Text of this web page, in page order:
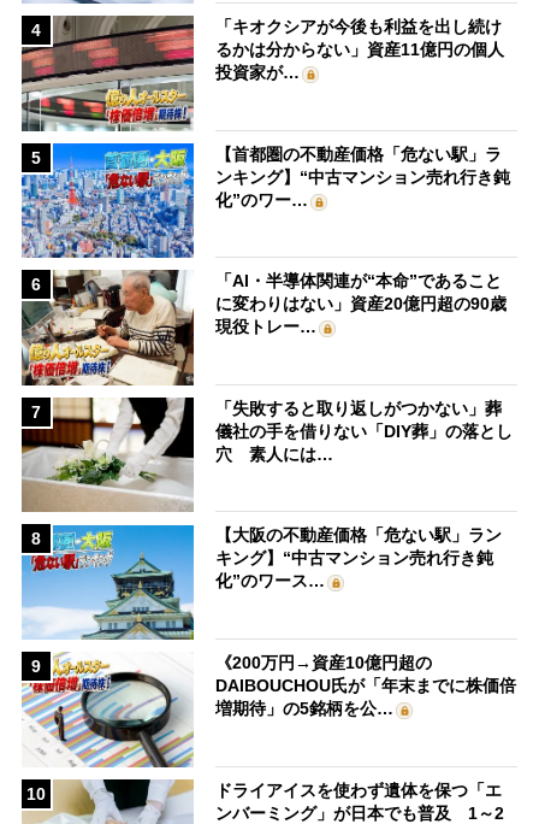
4
「キオクシアが今後も利益を出し続け
るかは分からない」資産11億円の個人
投資家が…
5
【首都圏の不動産価格「危ない駅」ラ
ンキング】“中古マンション売れ行き鈍
化”のワー…
6
「AI・半導体関連が“本命”であること
に変わりはない」資産20億円超の90歳
現役トレー…
7
「失敗すると取り返しがつかない」葬
儀社の手を借りない「DIY葬」の落とし
穴 素人には…
8
【大阪の不動産価格「危ない駅」ラン
キング】“中古マンション売れ行き鈍
化”のワース…
9
《200万円→資産10億円超の
DAIBOUCHOU氏が「年末までに株価倍
増期待」の5銘柄を公…
10
ドライアイスを使わず遺体を保つ「エ
ンバーミング」が日本でも普及 1～2